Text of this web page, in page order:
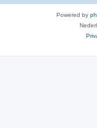
Powered by